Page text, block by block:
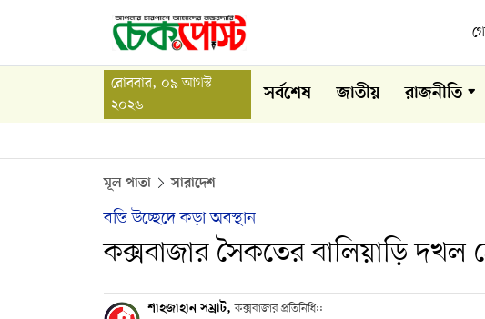
রোববার, ০৯ আগস্ট
২০২৬
সর্বশেষ জাতীয় রাজনীতি
মূল পাতা সারাদেশ
বস্তি উচ্ছেদে কড়া অবস্থান
কক্সবাজার সৈকতের বালিয়াড়ি দখল
শাহজাহান সম্রাট,কক্সবাজার প্রতিনিধি::